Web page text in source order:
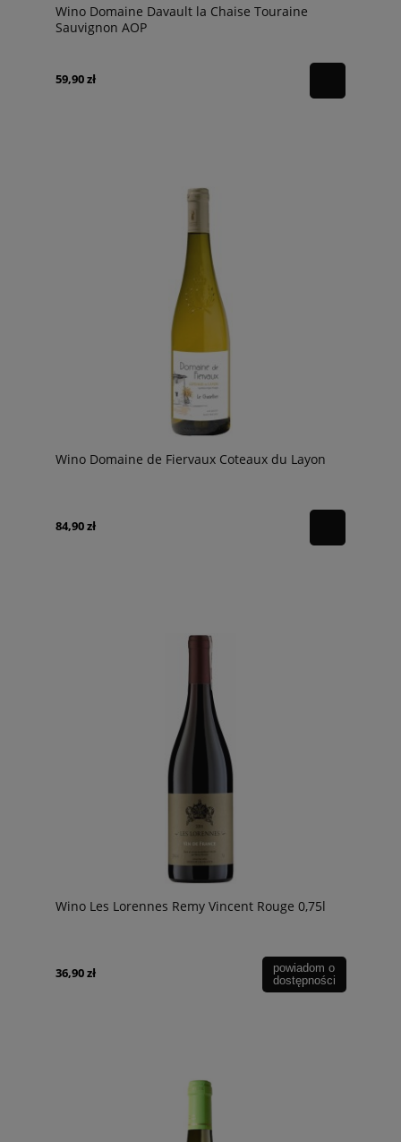
Wino Domaine Davault la Chaise Touraine
Sauvignon AOP
59,90 zł
Wino Domaine de Fiervaux Coteaux du Layon
84,90 zł
Wino Les Lorennes Remy Vincent Rouge 0,75l
36,90 zł
powiadom o
dostępności